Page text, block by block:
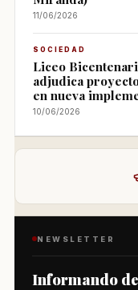
11/06/2026
SOCIEDAD
Liceo
adjudica
en nueva
10/06/2026
NEWSLETTER
Informando